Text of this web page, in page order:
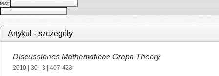
test
Artykuł - szczegóły
Discussiones Mathematicae Graph Theory
2010 30 3 | 407-423